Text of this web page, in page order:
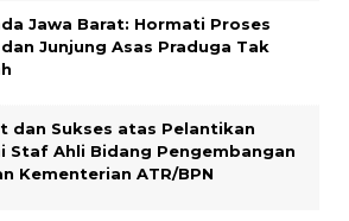
Jawa Barat: Hormati Proses
Junjung Asas Praduga Tak
dan Sukses atas Pelantikan
Staf Ahli Bidang Pengembangan
Kementerian ATR/BPN